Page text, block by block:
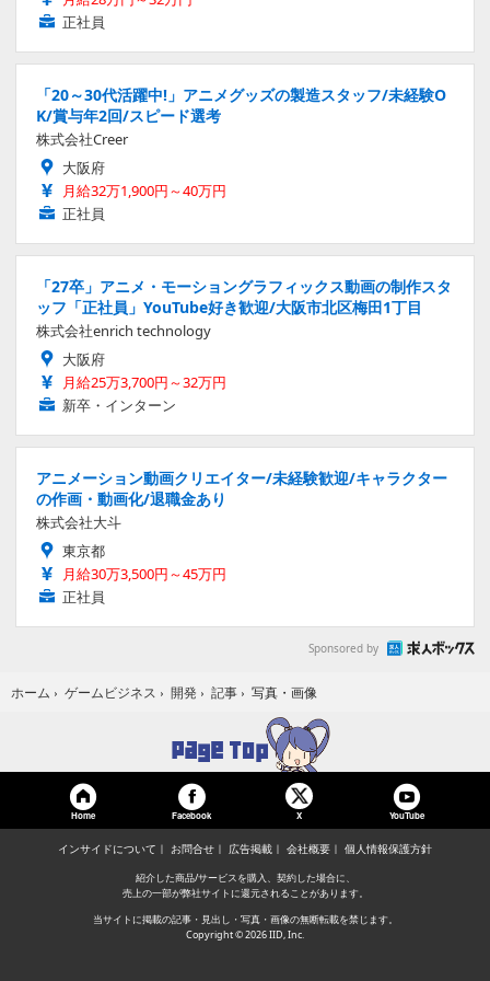
正社員
「20～30代活躍中!」アニメグッズの製造スタッフ/未経験O
K/賞与年2回/スピード選考
株式会社Creer
大阪府
月給32万1,900円～40万円
正社員
「27卒」アニメ・モーショングラフィックス動画の制作スタ
ッフ「正社員」YouTube好き歓迎/大阪市北区梅田1丁目
株式会社enrich technology
大阪府
月給25万3,700円～32万円
新卒・インターン
アニメーション動画クリエイター/未経験歓迎/キャラクター
の作画・動画化/退職金あり
株式会社大斗
東京都
月給30万3,500円～45万円
正社員
Sponsored by
ホーム › ゲームビジネス › 開発 › 記事 › 写真・画像
Home Facebook X YouTube
インサイドについて お問合せ 広告掲載 会社概要 個人情報保護方針
紹介した商品/サービスを購入、契約した場合に、
売上の一部が弊社サイトに還元されることがあります。
当サイトに掲載の記事・見出し・写真・画像の無断転載を禁じます。
Copyright © 2026 IID, Inc.